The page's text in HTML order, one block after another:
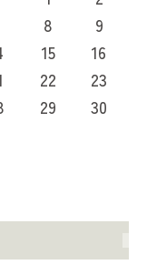
8
9
15
16
22
23
29
30